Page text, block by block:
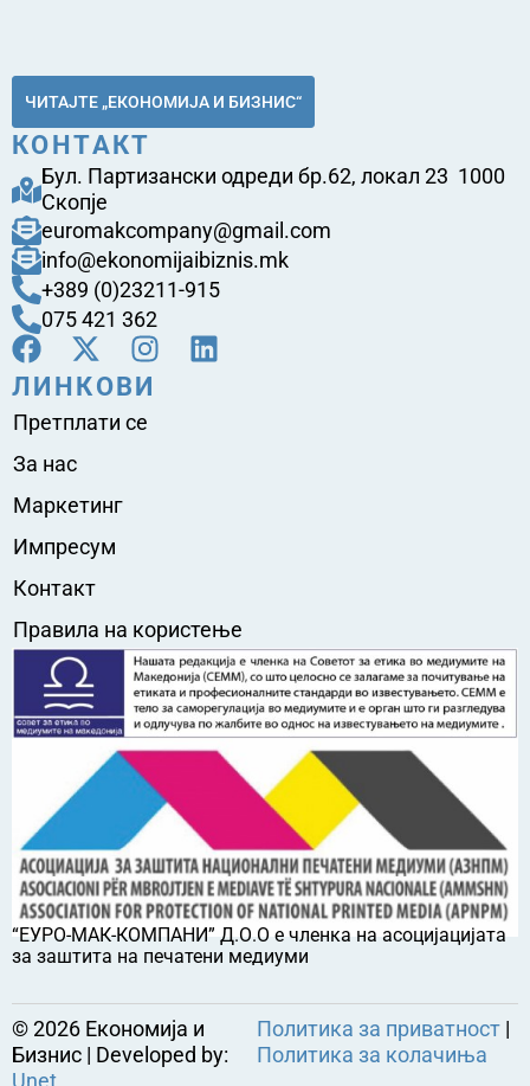
ЧИТАЈТЕ „ЕКОНОМИЈА И БИЗНИС“
КОНТАКТ
Бул. Партизански одреди бр.62, локал 23 1000
Скопје
euromakcompany@gmail.com
info@ekonomijaibiznis.mk
+389 (0)23211-915
075 421 362
ЛИНКОВИ
Претплати се
За нас
Маркетинг
Импресум
Контакт
Правила на користење
“ЕУРО-МАК-КОМПАНИ” Д.О.О е членка на асоцијацијата
за заштита на печатени медиуми
©2026 Економија и
Бизнис | Developed by:
Политика за приватност |
Политика за колачиња